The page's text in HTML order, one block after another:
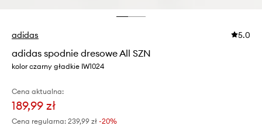
adidas 5.0
adidas spodnie dresowe All SZN
kolor czarny gładkie IW1024
Cena aktualna:
189,99 zł
Cena regularna: 239,99 zł -20%